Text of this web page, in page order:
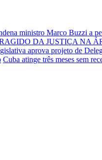
ministro Marco Buzzi a
DA JUSTIÇA NA
aprova projeto de
Cuba atinge três meses sem